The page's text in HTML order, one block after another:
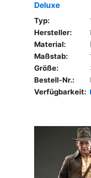
Deluxe
Typ:
Hersteller:
Material:
Maßstab:
Größe:
Bestell-Nr.:
Verfügbarkeit: